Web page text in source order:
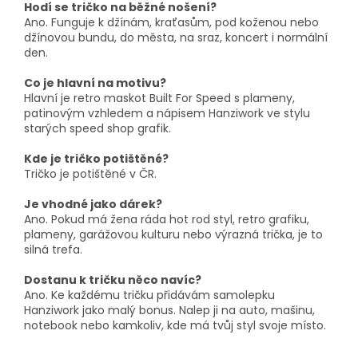
Hodí se tričko na běžné nošení?
Ano. Funguje k džínám, kraťasům, pod koženou nebo
džínovou bundu, do města, na sraz, koncert i normální
den.
Co je hlavní na motivu?
Hlavní je retro maskot Built For Speed s plameny,
patinovým vzhledem a nápisem Hanziwork ve stylu
starých speed shop grafik.
Kde je tričko potištěné?
Tričko je potištěné v ČR.
Je vhodné jako dárek?
Ano. Pokud má žena ráda hot rod styl, retro grafiku,
plameny, garážovou kulturu nebo výrazná trička, je to
silná trefa.
Dostanu k tričku něco navíc?
Ano. Ke každému tričku přidávám samolepku
Hanziwork jako malý bonus. Nalep ji na auto, mašinu,
notebook nebo kamkoliv, kde má tvůj styl svoje místo.